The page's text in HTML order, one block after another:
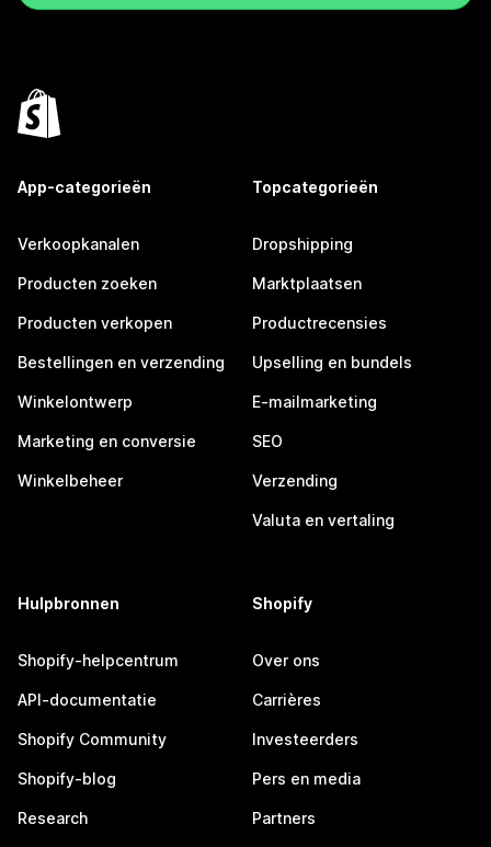
App-categorieën
Verkoopkanalen
Producten zoeken
Producten verkopen
Bestellingen en verzending
Winkelontwerp
Marketing en conversie
Winkelbeheer
Topcategorieën
Dropshipping
Marktplaatsen
Productrecensies
Upselling en bundels
E-mailmarketing
SEO
Verzending
Valuta en vertaling
Hulpbronnen
Shopify-helpcentrum
API-documentatie
Shopify Community
Shopify-blog
Research
Shopify
Over ons
Carrières
Investeerders
Pers en media
Partners